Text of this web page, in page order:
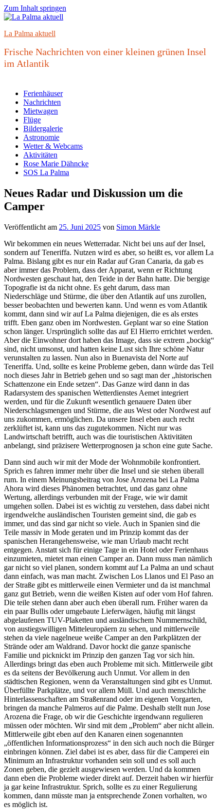
Zum Inhalt springen
La Palma aktuell
Frische Nachrichten von einer kleinen grünen Insel
im Atlantik
Ferienhäuser
Nachrichten
Mietwagen
Flüge
Bildergalerie
Astronomie
Wetter & Webcams
Aktivitäten
Rose Marie Dähncke
SOS La Palma
Neues Radar und Diskussion um die
Camper
Veröffentlicht am 25. Juni 2025 von Simon Märkle
Wir bekommen ein neues Wetterradar. Nicht bei uns auf der Insel,
sondern auf Teneriffa. Nutzen wird es aber, so heißt es, vor allem La
Palma. Bislang gibt es nur ein Radar auf Gran Canaria, da gab es
aber immer das Problem, dass der Apparat, wenn er Richtung
Nordwesten geschaut hat, den Teide in der Bahn hatte. Die bergige
Topografie ist da nicht ohne. Es geht darum, dass man
Niederschläge und Stürme, die über den Atlantik auf uns zurollen,
besser beobachten und bewerten kann. Und wenn es vom Atlantik
kommt, dann sind wir auf La Palma diejenigen, die es als erstes
trifft. Eben ganz oben im Nordwesten. Geplant war so eine Station
schon länger. Ursprünglich sollte das auf El Hierro errichtet werden.
Aber die Einwohner dort haben das Image, dass sie extrem „bockig“
sind, nicht umsonst, und hatten keine Lust sich Ihre schöne Natur
verunstalten zu lassen. Nun also in Buenavista del Norte auf
Teneriffa. Und, sollte es keine Probleme geben, dann würde das Teil
noch dieses Jahr in Betrieb gehen und so sagt man der „historischen
Schattenzone ein Ende setzen“. Das Ganze wird dann in das
Radarsystem des spanischen Wetterdienstes Aemet integriert
werden, und für die Zukunft wesentlich genauere Daten über
Niederschlagsmengen und Stürme, die aus West oder Nordwest auf
uns zukommen, ermöglichen. Da unsere Insel eben auch recht
zerklüftet ist, kann uns das zugutekommen. Nicht nur was
Landwirtschaft betrifft, auch was die touristischen Aktivitäten
anbelangt, sind präzisere Wetterprognosen ja schon eine gute Sache.
Dann sind auch wir mit der Mode der Wohnmobile konfrontiert.
Sprich es fahren immer mehr über die Insel und sie stehen überall
rum. In einem Meinungsbeitrag von Jose Arozena bei La Palma
Ahora wird dieses Phänomen betrachtet, und das ganz ohne
Wertung, allerdings verbunden mit der Frage, wie wir damit
umgehen sollen. Dabei ist es wichtig zu verstehen, dass dabei nicht
irgendwelche ausländischen Touristen gemeint sind, die gab es
immer, und das sind gar nicht so viele. Auch in Spanien sind die
Teile massiv in Mode geraten und im Prinzip kommt das der
spanischen Herangehensweise, wie man Urlaub macht recht
entgegen. Anstatt sich für einige Tage in ein Hotel oder Ferienhaus
einzumieten, mietet man einen Camper an. Dann muss man nämlich
gar nicht so viel planen, sondern kommt auf La Palma an und schaut
dann einfach, was man macht. Zwischen Los Llanos und El Paso an
der Straße gibt es mittlerweile einen Vermieter und da ist manchmal
ganz gut Betrieb, wenn die weißen Kisten auf oder vom Hof fahren.
Die teile stehen dann aber auch eben überall rum. Früher waren da
ein paar Bullis oder umgebaute Lieferwägen, häufig mit längst
abgelaufenen TUV-Plaketten und ausländischem Nummernschild,
von austiegswilligen Mitteleuropäern zu sehen, und mittlerweile
stehen da viele nagelneue weiße Camper an den Parkplätzen der
Strände oder am Waldrand. Davor hockt die ganze spanische
Familie und picknickt im Prinzip den ganzen Tag vor sich hin.
Allerdings bringt das eben auch Probleme mit sich. Mittlerweile gibt
es da seitens der Bevölkerung auch Unmut. Vor allem in den
städtischen Regionen, wenn da Veranstaltungen sind gibt es Unmut.
Überfüllte Parkplätze, und vor allem Müll. Und auch menschliche
Hinterlassenschaften am Straßenrand oder im eigenen Vorgarten,
bringen da manche Palmeros auf die Palme. Deshalb stellt nun Jose
Arozena die Frage, ob wir die Geschichte irgendwann regulieren
müssen oder möchten. Wir sind mit dem „Problem“ aber nicht allein.
Mittlerweile gibt eben auf den Kanaren einen sogenannten
„öffentlichen Informationsprozess“ in den sich auch noch die Bürger
einbringen können. Ziel dabei ist es aber, dass für die Camperei ein
Minimum an Infrastruktur vorhanden sein soll und es soll auch
Zonen geben, die gezielt ausgewiesen werden. Und da kommen
dann eben die Probleme wieder direkt auf. Derzeit haben wir hierfür
ja gar keine Infrastruktur. Sprich, sollte es zu einer Regulierung
kommen, dann müsste man ja entsprechende Zonen vorhalten, wo
es möglich ist.